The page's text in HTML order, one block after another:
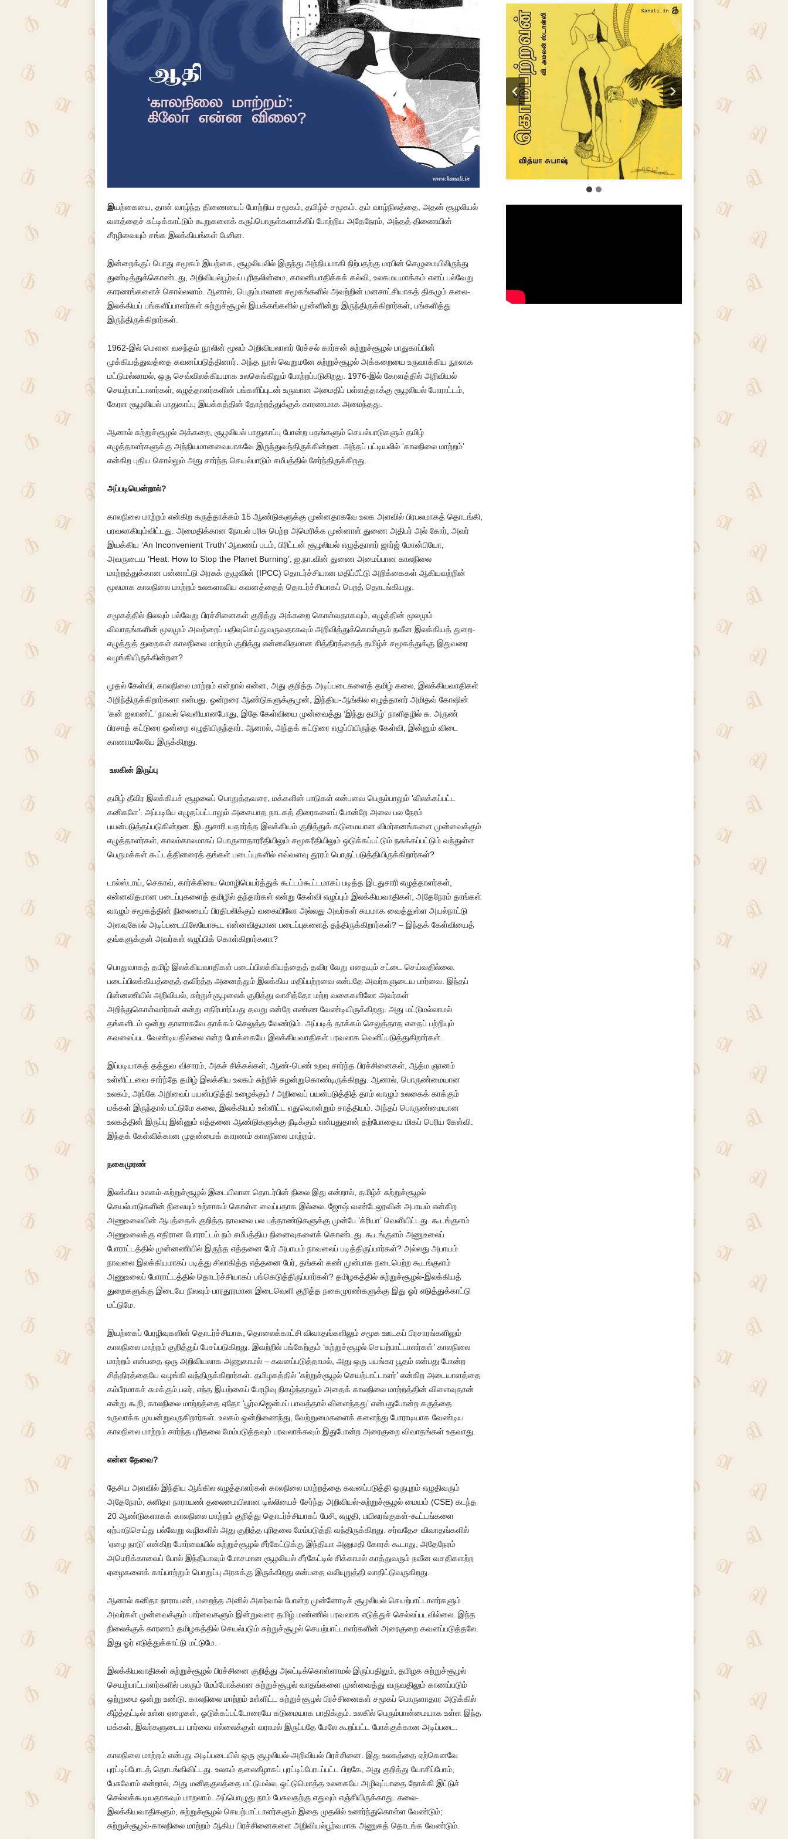
இயற்கையை, தான் வாழ்ந்த திணையைப் போற்றிய சமூகம், தமிழ்ச் சமூகம். தம் வாழ்நிலத்தை, அதன் சூழலியல்
வளத்தைச் சுட்டிக்காட்டும் கூறுகளைக் கருப்பொருள்களாக்கிப் போற்றிய அதேநேரம், அந்தத் திணையின்
சீரழிவையும் சங்க இலக்கியங்கள் பேசின.
இன்றைக்குப் பொது சமூகம் இயற்கை, சூழலியலில் இருந்து அந்நியமாகி நிற்பதற்கு மரபின் செழுமையிலிருந்து
துண்டித்துக்கொண்டது, அறிவியல்பூர்வப் புரிதலின்மை, காலனியாதிக்கக் கல்வி, உலகமயமாக்கம் எனப் பல்வேறு
காரணங்களைச் சொல்லலாம். ஆனால், பெரும்பாலான சமூகங்களில் அவற்றின் மனசாட்சியாகத் திகழும் கலை-
இலக்கியப் பங்களிப்பாளர்கள் சுற்றுச்சூழல் இயக்கங்களில் முன்னின்று இருந்திருக்கிறார்கள், பங்களித்து
இருந்திருக்கிறார்கள்.
1962-இல் மௌன வசந்தம் நூலின் மூலம் அறிவியலாளர் ரேச்சல் கார்சன் சுற்றுச்சூழல் பாதுகாப்பின்
முக்கியத்துவத்தை கவனப்படுத்தினார். அந்த நூல் வெறுமனே சுற்றுச்சூழல் அக்கறையை உருவாக்கிய நூலாக
மட்டுமல்லாமல், ஒரு செவ்விலக்கியமாக உலகெங்கிலும் போற்றப்படுகிறது. 1976-இல் கேரளத்தில் அறிவியல்
செயற்பாட்டாளர்கள், எழுத்தாளர்களின் பங்களிப்புடன் உருவான அமைதிப் பள்ளத்தாக்கு சூழலியல் போராட்டம்,
கேரள சூழலியல் பாதுகாப்பு இயக்கத்தின் தோற்றத்துக்குக் காரணமாக அமைந்தது.
ஆனால் சுற்றுச்சூழல் அக்கறை, சூழலியல் பாதுகாப்பு போன்ற பதங்களும் செயல்பாடுகளும் தமிழ்
எழுத்தாளர்களுக்கு அந்நியமானவையாகவே இருந்துவந்திருக்கின்றன. அந்தப் பட்டியலில் ‘காலநிலை மாற்றம்’
என்கிற புதிய சொல்லும் அது சார்ந்த செயல்பாடும் சமீபத்தில் சேர்ந்திருக்கிறது.
அப்படியென்றால்?
காலநிலை மாற்றம் என்கிற கருத்தாக்கம் 15 ஆண்டுகளுக்கு முன்னதாகவே உலக அளவில் பிரபலமாகத் தொடங்கி,
பரவலாகியும்விட்டது. அமைதிக்கான நோபல் பரிசு பெற்ற அமெரிக்க முன்னாள் துணை அதிபர் அல் கோர், அவர்
இயக்கிய ‘An Inconvenient Truth’ ஆவணப் படம், பிரிட்டன் சூழலியல் எழுத்தாளர் ஜார்ஜ் மோன்பியோ,
அவருடைய ‘Heat: How to Stop the Planet Burning’, ஐ.நா.வின் துணை அமைப்பான காலநிலை
மாற்றத்துக்கான பன்னாட்டு அரசுக் குழுவின் (IPCC) தொடர்ச்சியான மதிப்பீட்டு அறிக்கைகள் ஆகியவற்றின்
மூலமாக காலநிலை மாற்றம் உலகளாவிய கவனத்தைத் தொடர்ச்சியாகப் பெறத் தொடங்கியது.
சமூகத்தில் நிலவும் பல்வேறு பிரச்சினைகள் குறித்து அக்கறை கொள்வதாகவும், எழுத்தின் மூலமும்
விவாதங்களின் மூலமும் அவற்றைப் பதிவுசெய்துவருவதாகவும் அறிவித்துக்கொள்ளும் நவீன இலக்கியத் துறை-
எழுத்துத் துறைகள் காலநிலை மாற்றம் குறித்து என்னவிதமான சித்திரத்தைத் தமிழ்ச் சமூகத்துக்கு இதுவரை
வழங்கியிருக்கின்றன?
முதல் கேள்வி, காலநிலை மாற்றம் என்றால் என்ன, அது குறித்த அடிப்படைகளைத் தமிழ் கலை, இலக்கியவாதிகள்
அறிந்திருக்கிறார்களா என்பது. ஒன்றரை ஆண்டுகளுக்குமுன், இந்திய-ஆங்கில எழுத்தாளர் அமிதவ் கோஷின்
‘கன் ஐலாண்ட்’ நாவல் வெளியானபோது, இதே கேள்வியை முன்வைத்து ‘இந்து தமிழ்’ நாளிதழில் சு. அருண்
பிரசாத் கட்டுரை ஒன்றை எழுதியிருந்தார். ஆனால், அந்தக் கட்டுரை எழுப்பியிருந்த கேள்வி, இன்னும் விடை
காணாமலேயே இருக்கிறது.
உலகின் இருப்பு
தமிழ் தீவிர இலக்கியச் சூழலைப் பொறுத்தவரை, மக்களின் பாடுகள் என்பவை பெரும்பாலும் ‘விலக்கப்பட்ட
கனிகளே’. அப்படியே எழுதப்பட்டாலும் அசையாத நாடகத் திரைகளைப் போன்றே அவை பல நேரம்
பயன்படுத்தப்படுகின்றன. இடதுசாரி யதார்த்த இலக்கியம் குறித்துக் கடுமையான விமர்சனங்களை முன்வைக்கும்
எழுத்தாளர்கள், காலம்காலமாகப் பொருளாதாரரீதியிலும் சமூகரீதியிலும் ஒடுக்கப்பட்டும் நசுக்கப்பட்டும் வந்துள்ள
பெருமக்கள் கூட்டத்தினரைத் தங்கள் படைப்புகளில் எவ்வளவு தூரம் பொருட்படுத்தியிருக்கிறார்கள்?
டால்ஸ்டாய், செகாவ், கார்க்கியை மொழிபெயர்த்துக் கூட்டம்கூட்டமாகப் படித்த இடதுசாரி எழுத்தாளர்கள்,
என்னவிதமான படைப்புகளைத் தமிழில் தந்தார்கள் என்று கேள்வி எழுப்பும் இலக்கியவாதிகள், அதேநேரம் தாங்கள்
வாழும் சமூகத்தின் நிலையைப் பிரதிபலிக்கும் வகையிலோ அல்லது அவர்கள் சுயமாக வைத்துள்ள அயல்நாட்டு
அளவுகோல் அடிப்படையிலேயோகூட என்னவிதமான படைப்புகளைத் தந்திருக்கிறார்கள்? – இந்தக் கேள்வியைத்
தங்களுக்குள் அவர்கள் எழுப்பிக் கொள்கிறார்களா?
பொதுவாகத் தமிழ் இலக்கியவாதிகள் படைப்பிலக்கியத்தைத் தவிர வேறு எதையும் சட்டை செய்வதில்லை.
படைப்பிலக்கியத்தைத் தவிர்த்த அனைத்தும் இலக்கிய மதிப்பற்றவை என்பதே அவர்களுடைய பார்வை. இந்தப்
பின்னணியில் அறிவியல், சுற்றுச்சூழலைக் குறித்து வாசித்தோ மற்ற வகைகளிலோ அவர்கள்
அறிந்துகொள்வார்கள் என்று எதிர்பார்ப்பது தவறு என்றே எண்ண வேண்டியிருக்கிறது. அது மட்டுமல்லாமல்
தங்களிடம் ஒன்று தானாகவே தாக்கம் செலுத்த வேண்டும். அப்படித் தாக்கம் செலுத்தாத எதைப் பற்றியும்
கவலைப்பட வேண்டியதில்லை என்ற போக்கையே இலக்கியவாதிகள் பரவலாக வெளிப்படுத்துகிறார்கள்.
இப்படியாகத் தத்துவ விசாரம், அகச் சிக்கல்கள், ஆண்-பெண் உறவு சார்ந்த பிரச்சினைகள், ஆத்ம ஞானம்
உள்ளிட்டவை சார்ந்தே தமிழ் இலக்கிய உலகம் சுற்றிச் சுழன்றுகொண்டிருக்கிறது. ஆனால், பொருண்மையான
உலகம், அங்கே அறிவைப் பயன்படுத்தி உழைக்கும் / அறிவைப் பயன்படுத்தித் தாம் வாழும் உலகைக் காக்கும்
மக்கள் இருந்தால் மட்டுமே கலை, இலக்கியம் உள்ளிட்ட எதுவொன்றும் சாத்தியம். அந்தப் பொருண்மையான
உலகத்தின் இருப்பு இன்னும் எத்தனை ஆண்டுகளுக்கு நீடிக்கும் என்பதுதான் தற்போதைய மிகப் பெரிய கேள்வி.
இந்தக் கேள்விக்கான முதன்மைக் காரணம் காலநிலை மாற்றம்.
நகைமுரண்
இலக்கிய உலகம்-சுற்றுச்சூழல் இடையிலான தொடர்பின் நிலை இது என்றால், தமிழ்ச் சுற்றுச்சூழல்
செயல்பாடுகளின் நிலையும் உற்சாகம் கொள்ள வைப்பதாக இல்லை. ஜோஷ் வண்டேலூவின் அபாயம் என்கிற
அணுஉலையின் ஆபத்தைக் குறித்த நாவலை பல பத்தாண்டுகளுக்கு முன்பே ‘க்ரியா’ வெளியிட்டது. கூடங்குளம்
அணுஉலைக்கு எதிரான போராட்டம் நம் சமீபத்திய நினைவுகளைக் கொண்டது. கூடங்குளம் அணுஉலைப்
போராட்டத்தில் முன்னணியில் இருந்த எத்தனை பேர் அபாயம் நாவலைப் படித்திருப்பார்கள்? அல்லது அபாயம்
நாவலை இலக்கியமாகப் படித்து சிலாகித்த எத்தனை பேர், தங்கள் கண் முன்பாக நடைபெற்ற கூடங்குளம்
அணுஉலைப் போராட்டத்தில் தொடர்ச்சியாகப் பங்கெடுத்திருப்பார்கள்? தமிழகத்தில் சுற்றுச்சூழல்-இலக்கியத்
துறைகளுக்கு இடையே நிலவும் பாரதூரமான இடைவெளி குறித்த நகைமுரண்களுக்கு இது ஓர் எடுத்துக்காட்டு
மட்டுமே.
இயற்கைப் பேரழிவுகளின் தொடர்ச்சியாக, தொலைக்காட்சி விவாதங்களிலும் சமூக ஊடகப் பிரசாரங்களிலும்
காலநிலை மாற்றம் குறித்துப் பேசப்படுகிறது. இவற்றில் பங்கேற்கும் ‘சுற்றுச்சூழல் செயற்பாட்டாளர்கள்’ காலநிலை
மாற்றம் என்பதை ஒரு அறிவியலாக அணுகாமல் – கவனப்படுத்தாமல், அது ஒரு பயங்கர பூதம் என்பது போன்ற
சித்திரத்தையே வழங்கி வந்திருக்கிறார்கள். தமிழகத்தில் ‘சுற்றுச்சூழல் செயற்பாட்டாளர்’ என்கிற அடையாளத்தை
கம்பீரமாகச் சுமக்கும் பலர், எந்த இயற்கைப் பேரழிவு நிகழ்ந்தாலும் அதைக் காலநிலை மாற்றத்தின் விளைவுதான்
என்று கூறி, காலநிலை மாற்றத்தை ஏதோ ‘பூர்வஜென்மப் பாவத்தால் விளைந்தது’ என்பதுபோன்ற கருத்தை
உருவாக்க முயன்றுவருகிறார்கள். உலகம் ஒன்றிணைந்து, வேற்றுமைகளைக் களைந்து போராடியாக வேண்டிய
காலநிலை மாற்றம் சார்ந்த புரிதலை மேம்படுத்தவும் பரவலாக்கவும் இதுபோன்ற அரைகுறை விவாதங்கள் உதவாது.
என்ன தேவை?
தேசிய அளவில் இந்திய ஆங்கில எழுத்தாளர்கள் காலநிலை மாற்றத்தை கவனப்படுத்தி ஒருபுறம் எழுதிவரும்
அதேநேரம், சுனிதா நாராயண் தலைமையிலான டில்லியைச் சேர்ந்த அறிவியல்-சுற்றுச்சூழல் மையம் (CSE) கடந்த
20 ஆண்டுகளாகக் காலநிலை மாற்றம் குறித்து தொடர்ச்சியாகப் பேசி, எழுதி, பயிலரங்குகள்-கூட்டங்களை
ஏற்பாடுசெய்து பல்வேறு வழிகளில் அது குறித்த புரிதலை மேம்படுத்தி வந்திருக்கிறது. சர்வதேச விவாதங்களில்
‘ஏழை நாடு’ என்கிற போர்வையில் சுற்றுச்சூழல் சீர்கேட்டுக்கு இந்தியா அனுமதி கோரக் கூடாது, அதேநேரம்
அமெரிக்காவைப் போல் இந்தியாவும் மோசமான சூழலியல் சீர்கேட்டில் சிக்காமல் காத்துவரும் நவீன வசதிகளற்ற
ஏழைகளைக் காப்பாற்றும் பொறுப்பு அரசுக்கு இருக்கிறது என்பதை வலியுறுத்தி வாதிட்டுவருகிறது.
ஆனால் சுனிதா நாராயண், மறைந்த அனில் அகர்வால் போன்ற முன்னோடிச் சூழலியல் செயற்பாட்டாளர்களும்
அவர்கள் முன்வைக்கும் பார்வைகளும் இன்றுவரை தமிழ் மண்ணில் பரவலாக எடுத்துச் செல்லப்படவில்லை. இந்த
நிலைக்குக் காரணம் தமிழகத்தில் செயல்படும் சுற்றுச்சூழல் செயற்பாட்டாளர்களின் அரைகுறை கவனப்படுத்தலே.
இது ஓர் எடுத்துக்காட்டு மட்டுமே.
இலக்கியவாதிகள் சுற்றுச்சூழல் பிரச்சினை குறித்து அலட்டிக்கொள்ளாமல் இருப்பதிலும், தமிழக சுற்றுச்சூழல்
செயற்பாட்டாளர்களில் பலரும் மேம்போக்கான சுற்றுச்சூழல் வாதங்களை முன்வைத்து வருவதிலும் காணப்படும்
ஒற்றுமை ஒன்று உண்டு. காலநிலை மாற்றம் உள்ளிட்ட சுற்றுச்சூழல் பிரச்சினைகள் சமூகப் பொருளாதார அடுக்கில்
கீழ்த்தட்டில் உள்ள ஏழைகள், ஓடுக்கப்பட்டோரையே கடுமையாக பாதிக்கும். உலகில் பெரும்பான்மையாக உள்ள இந்த
மக்கள், இவர்களுடைய பார்வை எல்லைக்குள் வராமல் இருப்பதே மேலே கூறப்பட்ட போக்குக்கான அடிப்படை.
காலநிலை மாற்றம் என்பது அடிப்படையில் ஒரு சூழலியல்-அறிவியல் பிரச்சினை. இது உலகத்தை ஏற்கெனவே
புரட்டிப்போடத் தொடங்கிவிட்டது. உலகம் தலைகீழாகப் புரட்டிப்போடப்பட்ட பிறகே, அது குறித்து யோசிப்போம்,
பேசுவோம் என்றால், அது மனிதகுலத்தை மட்டுமல்ல, ஒட்டுமொத்த உலகையே அழிவுப்பாதை நோக்கி இட்டுச்
செல்லக்கூடியதாகவும் மாறலாம். அப்பொழுது நாம் பேசுவதற்கு எதுவும் எஞ்சியிருக்காது. கலை-
இலக்கியவாதிகளும், சுற்றுச்சூழல் செயற்பாட்டாளர்களும் இதை முதலில் உணர்ந்துகொள்ள வேண்டும்;
சுற்றுச்சூழல்-காலநிலை மாற்றம் ஆகிய பிரச்சினைகளை அறிவியல்பூர்வமாக அணுகத் தொடங்க வேண்டும்.